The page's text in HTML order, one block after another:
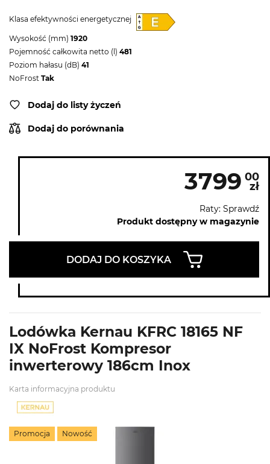
Klasa efektywności energetycznej
Wysokość (mm) 1920
Pojemność całkowita netto (l) 481
Poziom hałasu (dB) 41
NoFrost Tak
Dodaj do listy życzeń
Dodaj do porównania
3799 00
zł
Raty: Sprawdź
Produkt dostępny w magazynie
DODAJ DO KOSZYKA
Lodówka Kernau KFRC 18165 NF
IX NoFrost Kompresor
inwerterowy 186cm Inox
Karta informacyjna produktu
Promocja Nowość